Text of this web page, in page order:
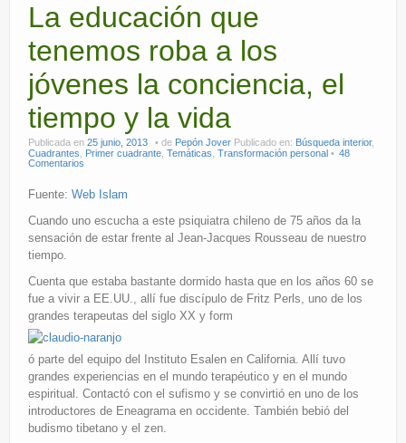
Bibliografía
Mapa contenidos
Contacto
La educación que
tenemos roba a los
jóvenes la conciencia, el
tiempo y la vida
Publicada en 25 junio, 2013 de Pepón Jover Publicado en: Búsqueda interior,
Cuadrantes
Primer cuadrante Temáticas Transformación personal
48
Comentarios
Fuente: Web Islam
Cuando uno escucha a este psiquiatra chileno de 75 años da la
sensación de estar frente al Jean-Jacques Rousseau de nuestro
tiempo.
Cuenta que estaba bastante dormido hasta que en los años 60 se
fue a vivir a EE.UU., allí fue discípulo de Fritz Perls, uno de los
grandes terapeutas del siglo XX y form
ó parte del equipo del Instituto Esalen en California. Allí tuvo
grandes experiencias en el mundo terapéutico y en el mundo
espiritual. Contactó con el sufismo y se convirtió en uno de los
introductores de Eneagrama en occidente. También bebió del
budismo tibetano y el zen.